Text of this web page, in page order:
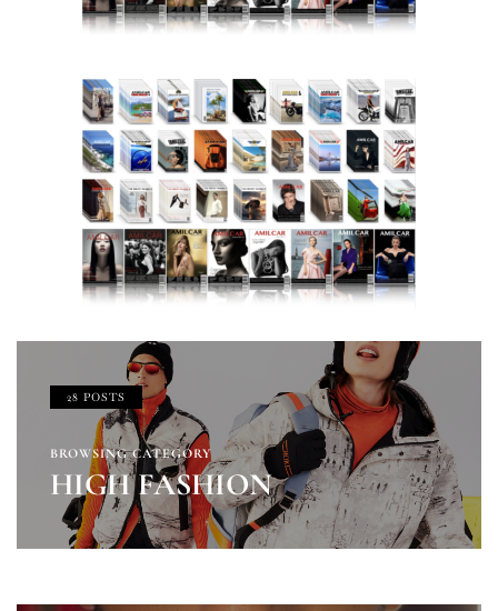
28 POSTS
BROWSING CATEGORY
HIGH FASHION